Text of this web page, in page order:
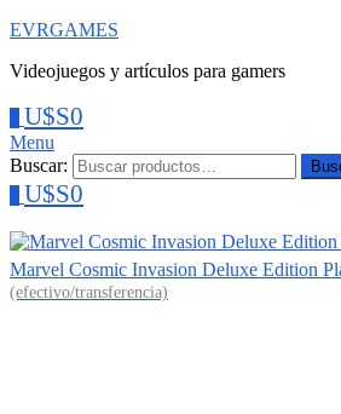
EVRGAMES
Videojuegos y artículos para gamers
U$S0
Menu
Buscar:
U$S0
Marvel Cosmic Invasion Deluxe Edition